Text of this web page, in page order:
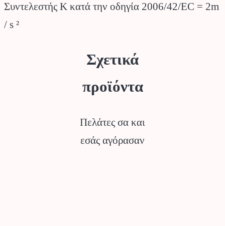
Συντελεστής Κ κατά την οδηγία 2006/42/EC = 2m
/ s ²
Σχετικά
προϊόντα
Πελάτες σα και
εσάς αγόρασαν